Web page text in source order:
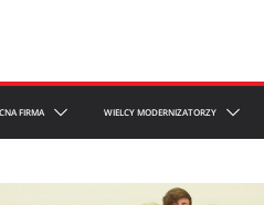
FIRMA WIELCY MODERNIZATORZY